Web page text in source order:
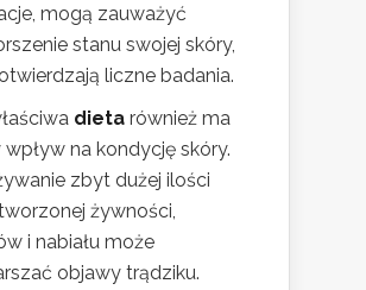
mogą zauważyć
stanu swojej skóry,
liczne badania.
dieta również ma
wpływ na kondycję skóry.
zbyt dużej ilości
żywności,
i nabiału może
objawy trądziku.